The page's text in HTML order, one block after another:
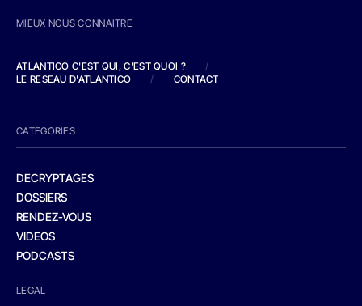
MIEUX NOUS CONNAITRE
ATLANTICO C'EST QUI, C'EST QUOI ?
/
LE RESEAU D'ATLANTICO
/ CONTACT
CATEGORIES
DECRYPTAGES
DOSSIERS
RENDEZ-VOUS
VIDEOS
PODCASTS
LEGAL